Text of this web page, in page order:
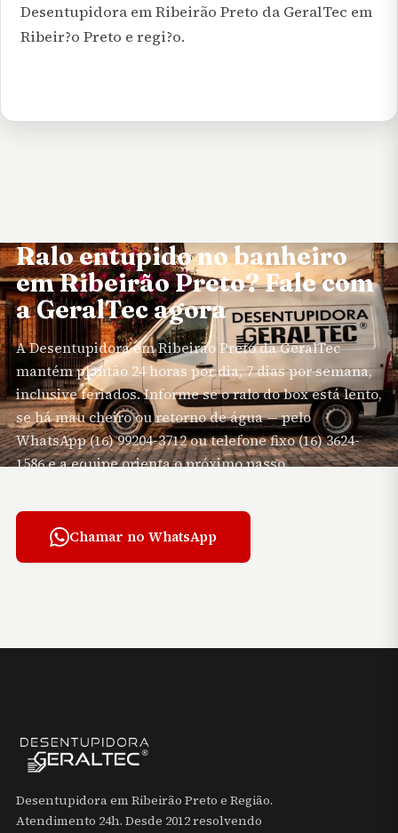
Desentupidora em Ribeirão Preto da GeralTec em
Ribeir?o Preto e regi?o.
Ralo entupido no banheiro
em Ribeirão Preto? Fale com
a GeralTec agora
ADesentupidora em Ribeirão Pretoda GeralTec
mantém plantão 24 horas por dia, 7 dias por semana,
inclusive feriados. Informe se o ralo do box está lento,
se há mau cheiro ou retorno de água — pelo
WhatsApp (16) 99204-3712 ou telefone fixo (16) 3624-
1586 e a equipe orienta o próximo passo.
Chamar no WhatsApp
Desentupidora em Ribeirão Preto e Região.
Atendimento 24h. Desde 2012 resolvendo